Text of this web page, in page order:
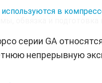
в
серии GA
непрерывную